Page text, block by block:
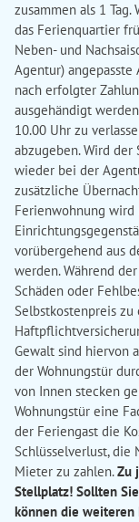
zusammen als 1
das Ferienquartier
Neben- und
Agentur)
nach erfolgter
ausgehändigt
10.00 Uhr zu
abzugeben. Wird
wieder bei der
zusätzliche
Ferienwohnung
vorübergehend aus
werden. Während
Schäden oder
Selbstkostenpreis zu
Gewalt sind hiervon
der Wohnungstür
von Innen stecken
Wohnungstür eine
der Feriengast die
Schlüsselverlust, die
Mieter zu zahlen.Zu
Stellplatz! Sollten
können die weiteren